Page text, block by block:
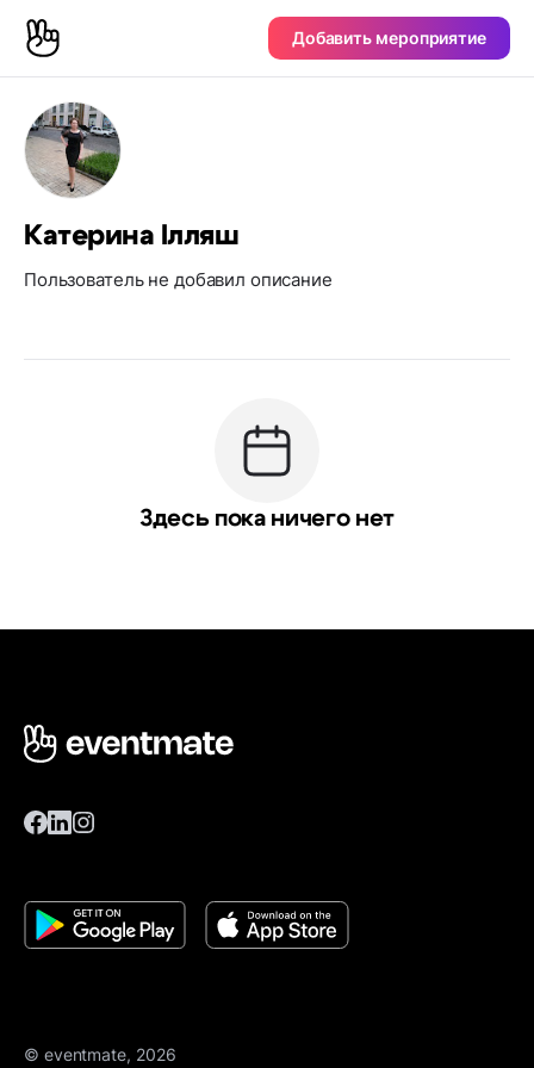
Добавить мероприятие
Катерина Ілляш
Пользователь не добавил описание
Здесь пока ничего нет
© eventmate, 2026